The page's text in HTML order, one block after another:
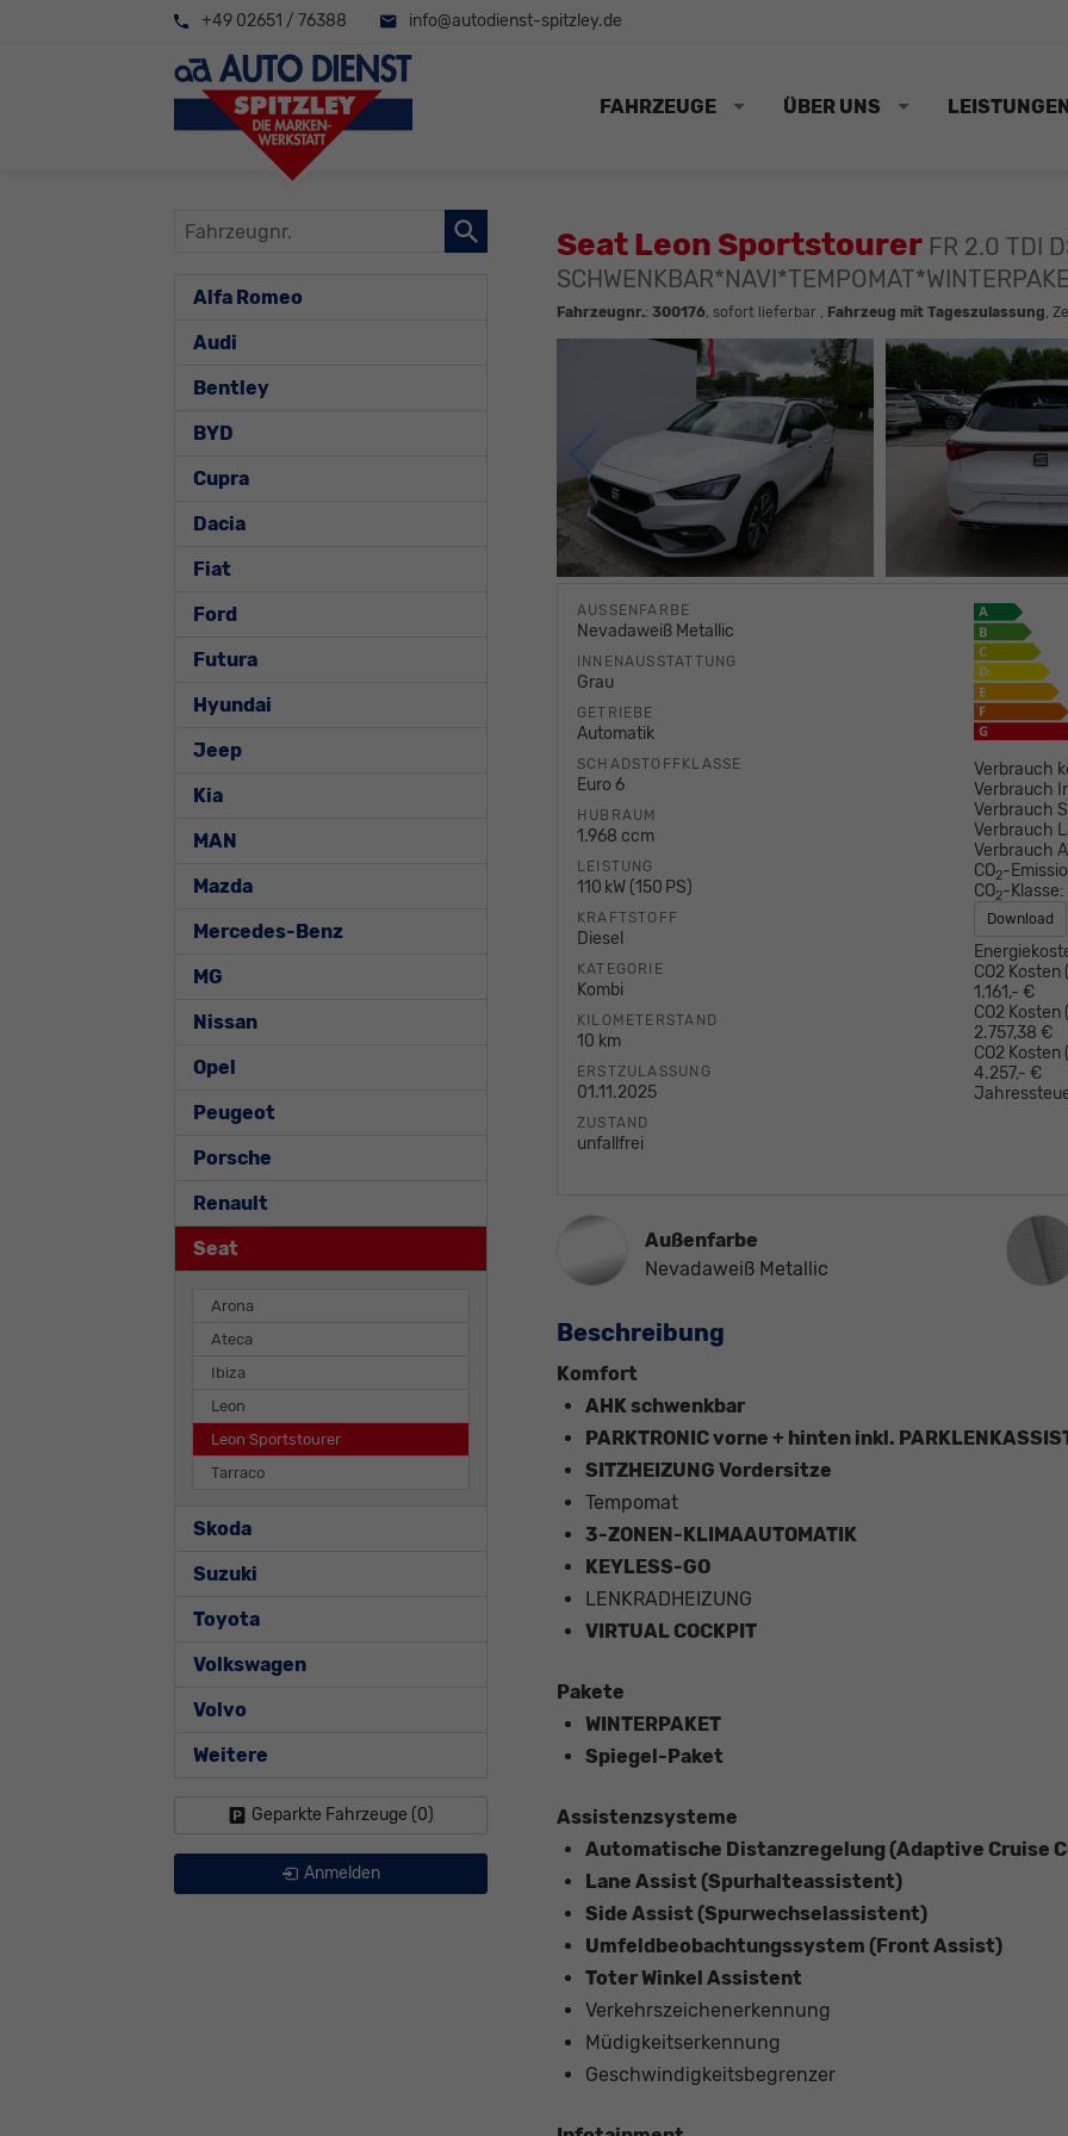
+49 02651 / 76388 info@autodienst-spitzley.de
FAHRZEUGE ÜBER UNS
Seat Leon Sportstourer FR 2.0 TDI
Fahrzeugnr.: 300176, sofort lieferbar , Fahrzeug mit Tageszulassung,
AUSSENFARBE
Nevadaweiß Metallic
INNENAUSSTATTUNG
Grau
GETRIEBE
Automatik
SCHADSTOFFKLASSE
Euro 6
HUBRAUM
1.968 ccm
LEISTUNG
110 kW (150 PS)
KRAFTSTOFF
Diesel
KATEGORIE
Kombi
KILOMETERSTAND
10 km
ERSTZULASSUNG
01.11.2025
ZUSTAND
unfallfrei
Verbrauch
Verbrauch
Verbrauch
Verbrauch
Verbrauch
CO2-
CO2-Klasse:
Download
CO2
1.161,- €
CO2
2.757,38 €
CO2
4.257,- €
Außenfarbe
Nevadaweiß Metallic
Beschreibung
Komfort
AHK schwenkbar
PARKTRONIC vorne + hinten inkl.
SITZHEIZUNG Vordersitze
Tempomat
3-ZONEN-KLIMAAUTOMATIK
KEYLESS-GO
LENKRADHEIZUNG
VIRTUAL COCKPIT
Pakete
WINTERPAKET
Spiegel-Paket
Assistenzsysteme
Automatische Distanzregelung (Adaptive Cruise
Lane Assist (Spurhalteassistent)
Side Assist (Spurwechselassistent)
Umfeldbeobachtungssystem (Front Assist)
Toter Winkel Assistent
Verkehrszeichenerkennung
Müdigkeitserkennung
Geschwindigkeitsbegrenzer
Fahrzeugnr.
Alfa Romeo
Audi
Bentley
BYD
Cupra
Dacia
Fiat
Ford
Futura
Hyundai
Jeep
Kia
MAN
Mazda
Mercedes-Benz
MG
Nissan
Opel
Peugeot
Porsche
Renault
Seat
Arona
Ateca
Ibiza
Leon
Leon Sportstourer
Tarraco
Skoda
Suzuki
Toyota
Volkswagen
Volvo
Weitere
Geparkte Fahrzeuge (0)
Anmelden